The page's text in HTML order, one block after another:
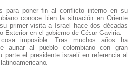
para poner fin al conflicto interno en su
conoce bien la situación en Oriente
primer visita a Israel hace dos décadas
Exterior en el gobierno de César Gaviria.
imposible. Tras muchos años ha
aunar al pueblo colombiano con gran
parte el presidente israelí en referencia al